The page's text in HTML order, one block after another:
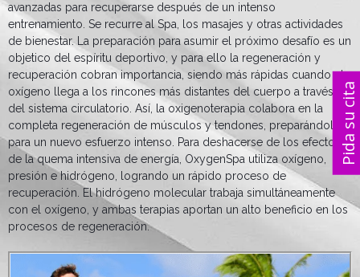
avanzadas para recuperarse después de un intenso
entrenamiento. Se recurre al Spa, los masajes y otras actividades
de bienestar. La preparación para asumir el próximo desafío es un
objetico del espíritu deportivo, y para ello la regeneración y
recuperación cobran importancia, siendo más rápidas cuando el
oxígeno llega a los rincones más distantes del cuerpo a través
del sistema circulatorio. Así, la oxigenoterapia colabora en la
completa regeneración de músculos y tendones, preparándolos
para un nuevo esfuerzo intenso. Para deshacerse de los efectos
de la quema intensiva de energía, OxygenSpa utiliza oxígeno,
presión e hidrógeno, logrando un rápido proceso de
recuperación. El hidrógeno molecular trabaja simultáneamente
con el oxígeno, y ambas terapias aportan un alto beneficio en los
procesos de regeneración.